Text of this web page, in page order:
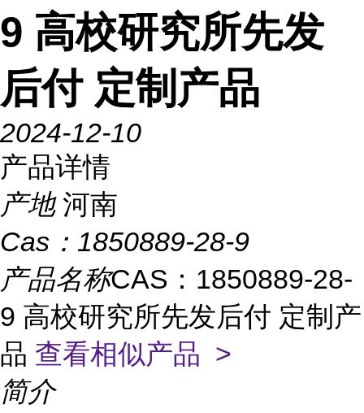
9 高校研究所先发
后付 定制产品
2024-12-10
产品详情
产地 河南
Cas： 1850889-28-9
产品名称CAS：1850889-28-
9 高校研究所先发后付 定制产
品 查看相似产品 >
简介